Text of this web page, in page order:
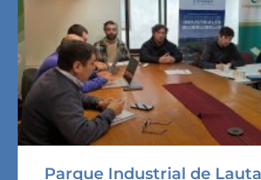
Parque Industrial de